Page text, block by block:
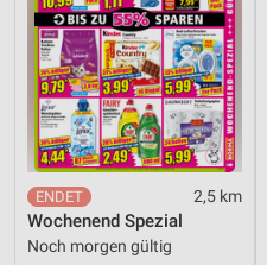
2,5 km
Wochenend Spezial
Noch morgen gültig